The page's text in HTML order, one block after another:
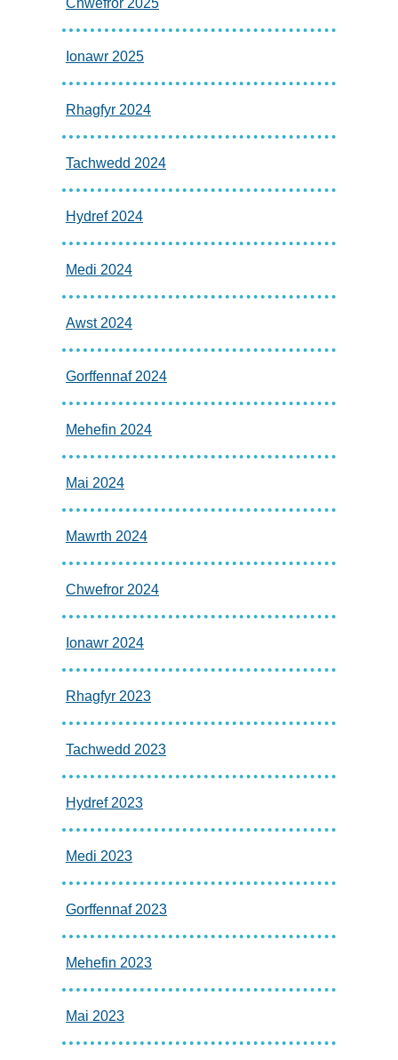
Chwefror 2025
Ionawr 2025
Rhagfyr 2024
Tachwedd 2024
Hydref 2024
Medi 2024
Awst 2024
Gorffennaf 2024
Mehefin 2024
Mai 2024
Mawrth 2024
Chwefror 2024
Ionawr 2024
Rhagfyr 2023
Tachwedd 2023
Hydref 2023
Medi 2023
Gorffennaf 2023
Mehefin 2023
Mai 2023